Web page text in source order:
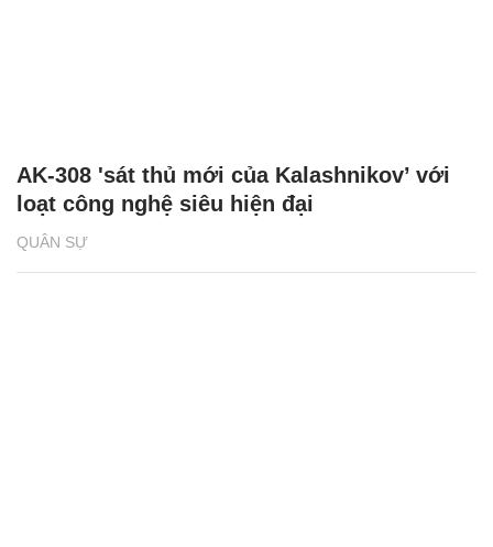
QUÂN SỰ
AK-308 'sát thủ mới của Kalashnikov’ với
loạt công nghệ siêu hiện đại